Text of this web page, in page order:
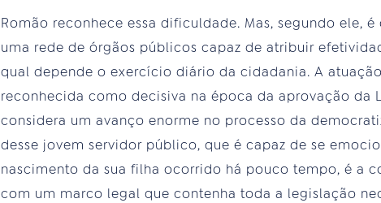
Romão reconhece essa dificuldade. Mas, segundo ele,
uma rede de órgãos públicos capaz de atribuir
qual depende o exercício diário da cidadania. A
reconhecida como decisiva na época da aprovação da
considera um avanço enorme no processo da
desse jovem servidor público, que é capaz de se
nascimento da sua filha ocorrido há pouco tempo, é a
com um marco legal que contenha toda a legislação